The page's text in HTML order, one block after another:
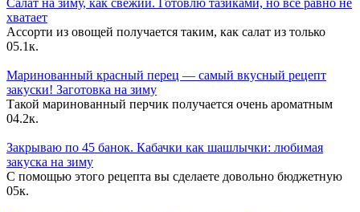
Салат на зиму, как свежий. Готовлю тазиками, но все равно не
хватает
Ассорти из овощей получается таким, как салат из только
05.1к.
Маринованный красный перец — самый вкусный рецепт
закуски! Заготовка на зиму
Такой маринованный перчик получается очень ароматным
04.2к.
Закрываю по 45 банок. Кабачки как шашлычки: любимая
закуска на зиму
С помощью этого рецепта вы сделаете довольно бюджетную
05к.